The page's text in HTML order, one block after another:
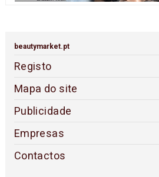
beautymarket.pt
Registo
Mapa do site
Publicidade
Empresas
Contactos